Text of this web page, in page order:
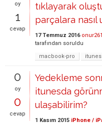
oy
1
cevap
tıklayarak
parçalara nasıl
17 Temmuz 2016
tarafından soruldu
macbook-pro
itunes
0
oy
0
cevap
Yedekleme
itunesda
ulaşabilirim?
1 Kasım 2015 iPhone /